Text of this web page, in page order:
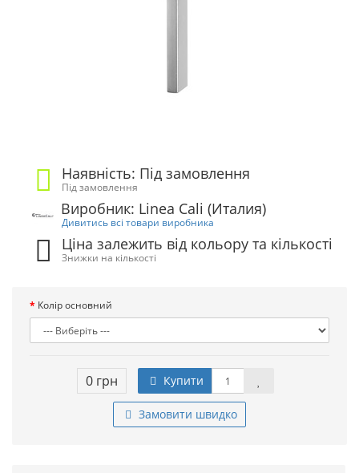
Наявність: Під замовлення
Під замовлення
Виробник: Linea Cali (Италия)
Дивитись всі товари виробника
Ціна залежить від кольору та кількості
Знижки на кількості
Колір основний
0 грн Купити
Замовити швидко